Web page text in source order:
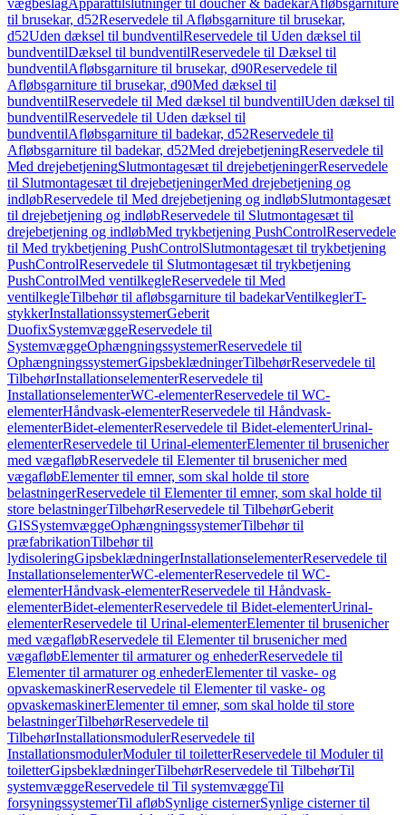
vægbeslagApparattilslutninger til doucher & badekarAfløbsgarniture
til brusekar, d52Reservedele til Afløbsgarniture til brusekar,
d52Uden dæksel til bundventilReservedele til Uden dæksel til
bundventilDæksel til bundventilReservedele til Dæksel til
bundventilAfløbsgarniture til brusekar, d90Reservedele til
Afløbsgarniture til brusekar, d90Med dæksel til
bundventilReservedele til Med dæksel til bundventilUden dæksel til
bundventilReservedele til Uden dæksel til
bundventilAfløbsgarniture til badekar, d52Reservedele til
Afløbsgarniture til badekar, d52Med drejebetjeningReservedele til
Med drejebetjeningSlutmontagesæt til drejebetjeningerReservedele
til Slutmontagesæt til drejebetjeningerMed drejebetjening og
indløbReservedele til Med drejebetjening og indløbSlutmontagesæt
til drejebetjening og indløbReservedele til Slutmontagesæt til
drejebetjening og indløbMed trykbetjening PushControlReservedele
til Med trykbetjening PushControlSlutmontagesæt til trykbetjening
PushControlReservedele til Slutmontagesæt til trykbetjening
PushControlMed ventilkegleReservedele til Med
ventilkegleTilbehør til afløbsgarniture til badekarVentilkeglerT-
stykkerInstallationssystemerGeberit
DuofixSystemvæggeReservedele til
SystemvæggeOphængningssystemerReservedele til
OphængningssystemerGipsbeklædningerTilbehørReservedele til
TilbehørInstallationselementerReservedele til
InstallationselementerWC-elementerReservedele til WC-
elementerHåndvask-elementerReservedele til Håndvask-
elementerBidet-elementerReservedele til Bidet-elementerUrinal-
elementerReservedele til Urinal-elementerElementer til brusenicher
med vægafløbReservedele til Elementer til brusenicher med
vægafløbElementer til emner, som skal holde til store
belastningerReservedele til Elementer til emner, som skal holde til
store belastningerTilbehørReservedele til TilbehørGeberit
GISSystemvæggeOphængningssystemerTilbehør til
præfabrikationTilbehør til
lydisoleringGipsbeklædningerInstallationselementerReservedele til
InstallationselementerWC-elementerReservedele til WC-
elementerHåndvask-elementerReservedele til Håndvask-
elementerBidet-elementerReservedele til Bidet-elementerUrinal-
elementerReservedele til Urinal-elementerElementer til brusenicher
med vægafløbReservedele til Elementer til brusenicher med
vægafløbElementer til armaturer og enhederReservedele til
Elementer til armaturer og enhederElementer til vaske- og
opvaskemaskinerReservedele til Elementer til vaske- og
opvaskemaskinerElementer til emner, som skal holde til store
belastningerTilbehørReservedele til
TilbehørInstallationsmodulerReservedele til
InstallationsmodulerModuler til toiletterReservedele til Moduler til
toiletterGipsbeklædningerTilbehørReservedele til TilbehørTil
systemvæggeReservedele til Til systemvæggeTil
forsyningssystemerTil afløbSynlige cisternerSynlige cisterner til